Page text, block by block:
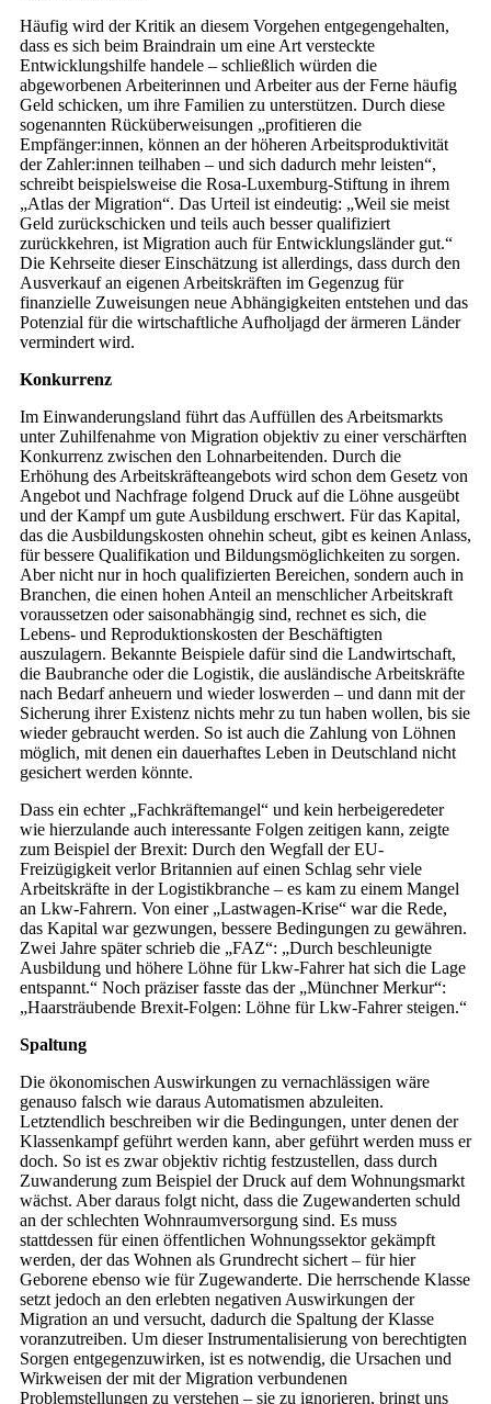
Häufig wird der Kritik an diesem Vorgehen entgegengehalten,
dass es sich beim Braindrain um eine Art versteckte
Entwicklungshilfe handele – schließlich würden die
abgeworbenen Arbeiterinnen und Arbeiter aus der Ferne häufig
Geld schicken, um ihre Familien zu unterstützen. Durch diese
sogenannten Rücküberweisungen „profitieren die
Empfänger:innen, können an der höheren Arbeitsproduktivität
der Zahler:innen teilhaben – und sich dadurch mehr leisten“,
schreibt beispielsweise die Rosa-Luxemburg-Stiftung in ihrem
„Atlas der Migration“. Das Urteil ist eindeutig: „Weil sie meist
Geld zurückschicken und teils auch besser qualifiziert
zurückkehren, ist Migration auch für Entwicklungsländer gut.“
Die Kehrseite dieser Einschätzung ist allerdings, dass durch den
Ausverkauf an eigenen Arbeitskräften im Gegenzug für
finanzielle Zuweisungen neue Abhängigkeiten entstehen und das
Potenzial für die wirtschaftliche Aufholjagd der ärmeren Länder
vermindert wird.
Konkurrenz
Im Einwanderungsland führt das Auffüllen des Arbeitsmarkts
unter Zuhilfenahme von Migration objektiv zu einer verschärften
Konkurrenz zwischen den Lohnarbeitenden. Durch die
Erhöhung des Arbeitskräfteangebots wird schon dem Gesetz von
Angebot und Nachfrage folgend Druck auf die Löhne ausgeübt
und der Kampf um gute Ausbildung erschwert. Für das Kapital,
das die Ausbildungskosten ohnehin scheut, gibt es keinen Anlass,
für bessere Qualifikation und Bildungsmöglichkeiten zu sorgen.
Aber nicht nur in hoch qualifizierten Bereichen, sondern auch in
Branchen, die einen hohen Anteil an menschlicher Arbeitskraft
voraussetzen oder saisonabhängig sind, rechnet es sich, die
Lebens- und Reproduktionskosten der Beschäftigten
auszulagern. Bekannte Beispiele dafür sind die Landwirtschaft,
die Baubranche oder die Logistik, die ausländische Arbeitskräfte
nach Bedarf anheuern und wieder loswerden – und dann mit der
Sicherung ihrer Existenz nichts mehr zu tun haben wollen, bis sie
wieder gebraucht werden. So ist auch die Zahlung von Löhnen
möglich, mit denen ein dauerhaftes Leben in Deutschland nicht
gesichert werden könnte.
Dass ein echter „Fachkräftemangel“ und kein herbeigeredeter
wie hierzulande auch interessante Folgen zeitigen kann, zeigte
zum Beispiel der Brexit: Durch den Wegfall der EU-
Freizügigkeit verlor Britannien auf einen Schlag sehr viele
Arbeitskräfte in der Logistikbranche – es kam zu einem Mangel
an Lkw-Fahrern. Von einer „Lastwagen-Krise“ war die Rede,
das Kapital war gezwungen, bessere Bedingungen zu gewähren.
Zwei Jahre später schrieb die „FAZ“: „Durch beschleunigte
Ausbildung und höhere Löhne für Lkw-Fahrer hat sich die Lage
entspannt.“ Noch präziser fasste das der „Münchner Merkur“:
„Haarsträubende Brexit-Folgen: Löhne für Lkw-Fahrer steigen.“
Spaltung
Die ökonomischen Auswirkungen zu vernachlässigen wäre
genauso falsch wie daraus Automatismen abzuleiten.
Letztendlich beschreiben wir die Bedingungen, unter denen der
Klassenkampf geführt werden kann, aber geführt werden muss er
doch. So ist es zwar objektiv richtig festzustellen, dass durch
Zuwanderung zum Beispiel der Druck auf dem Wohnungsmarkt
wächst. Aber daraus folgt nicht, dass die Zugewanderten schuld
an der schlechten Wohnraumversorgung sind. Es muss
stattdessen für einen öffentlichen Wohnungssektor gekämpft
werden, der das Wohnen als Grundrecht sichert – für hier
Geborene ebenso wie für Zugewanderte. Die herrschende Klasse
setzt jedoch an den erlebten negativen Auswirkungen der
Migration an und versucht, dadurch die Spaltung der Klasse
voranzutreiben. Um dieser Instrumentalisierung von berechtigten
Sorgen entgegenzuwirken, ist es notwendig, die Ursachen und
Wirkweisen der mit der Migration verbundenen
Problemstellungen zu verstehen – sie zu ignorieren, bringt uns